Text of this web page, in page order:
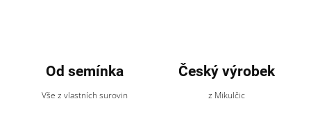
Od semínka
Vše z vlastních surovin
Český výrobek
z Mikulčic